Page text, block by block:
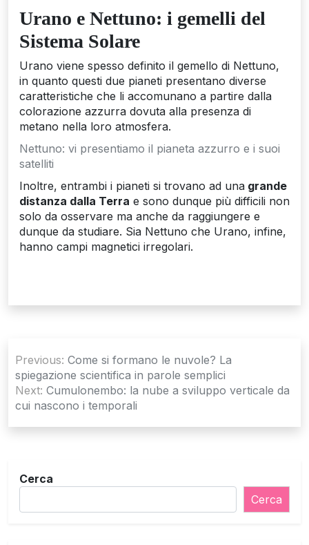
Urano e Nettuno: i gemelli del
Sistema Solare
Urano viene spesso definito il gemello di Nettuno,
in quanto questi due pianeti presentano diverse
caratteristiche che li accomunano a partire dalla
colorazione azzurra dovuta alla presenza di
metano nella loro atmosfera.
Nettuno: vi presentiamo il pianeta azzurro e i suoi
satelliti
Inoltre, entrambi i pianeti si trovano ad una grande
distanza dalla Terra e sono dunque più difficili non
solo da osservare ma anche da raggiungere e
dunque da studiare. Sia Nettuno che Urano, infine,
hanno campi magnetici irregolari.
articoli
Previous: Come si formano le nuvole? La
spiegazione scientifica in parole semplici
Next: Cumulonembo: la nube a sviluppo verticale da
cui nascono i temporali
Cerca
Cerca